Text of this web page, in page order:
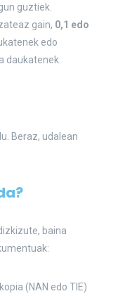
guztiek.
gain, 0,1 edo
edo
daukatenek.
Beraz, udalean
baina
(NAN edo TIE)